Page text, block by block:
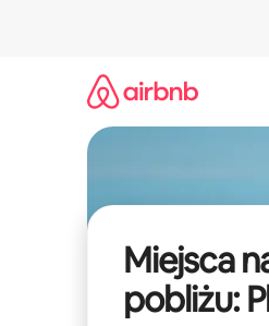
Miejsca
pobliżu: